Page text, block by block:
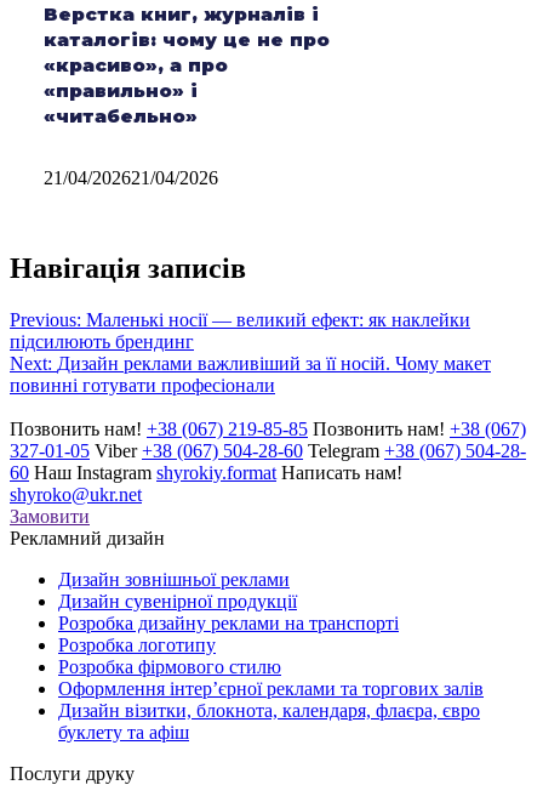
Верстка книг, журналів і
каталогів: чому це не про
«красиво», а про
«правильно» і
«читабельно»
21/04/202621/04/2026
Навігація записів
Previous: Маленькі носії — великий ефект: як наклейки
підсилюють брендинг
Next: Дизайн реклами важливіший за її носій. Чому макет
повинні готувати професіонали
Позвонить нам! +38 (067) 219-85-85 Позвонить нам! +38 (067)
327-01-05 Viber +38 (067) 504-28-60 Telegram +38 (067) 504-28-
60 Наш Instagram shyrokiy.format Написать нам!
shyroko@ukr.net
Замовити
Рекламний дизайн
Дизайн зовнішньої реклами
Дизайн сувенірної продукції
Розробка дизайну реклами на транспорті
Розробка логотипу
Розробка фірмового стилю
Оформлення інтер’єрної реклами та торгових залів
Дизайн візитки, блокнота, календаря, флаєра, євро
буклету та афіш
Послуги друку